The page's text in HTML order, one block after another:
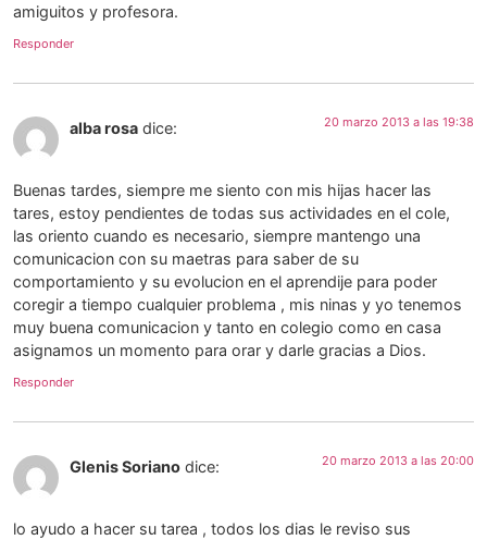
amiguitos y profesora.
Responder
alba rosa dice: 20 marzo 2013 a las 19:38
Buenas tardes, siempre me siento con mis hijas hacer las
tares, estoy pendientes de todas sus actividades en el cole,
las oriento cuando es necesario, siempre mantengo una
comunicacion con su maetras para saber de su
comportamiento y su evolucion en el aprendije para poder
coregir a tiempo cualquier problema , mis ninas y yo tenemos
muy buena comunicacion y tanto en colegio como en casa
asignamos un momento para orar y darle gracias a Dios.
Responder
Glenis Soriano dice: 20 marzo 2013 a las 20:00
lo ayudo a hacer su tarea , todos los dias le reviso sus